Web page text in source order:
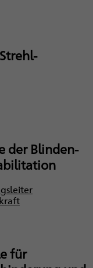
der Blinden-
für